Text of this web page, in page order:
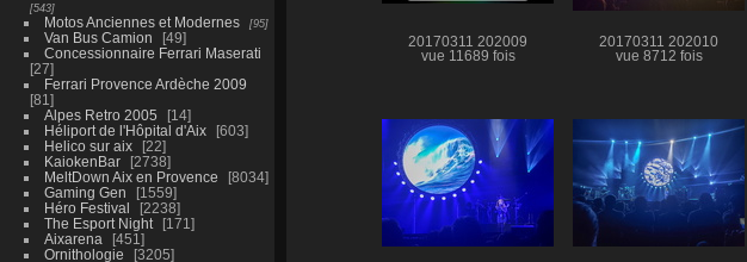
543
Motos Anciennes et Modernes 95
Van Bus Camion
49
Concessionnaire Ferrari Maserati
27
Ferrari Provence Ardèche 2009
81
Alpes Retro 2005
14
Héliport de l'Hôpital d'Aix
603
Helico sur aix
22
KaiokenBar
2738
MeltDown Aix en Provence
8034
Gaming Gen
1559
Héro Festival
2238
The Esport Night
171
Aixarena
451
Ornithologie
3205
20170311 202009
vue 11689 fois
20170311 202010
vue 8712 fois